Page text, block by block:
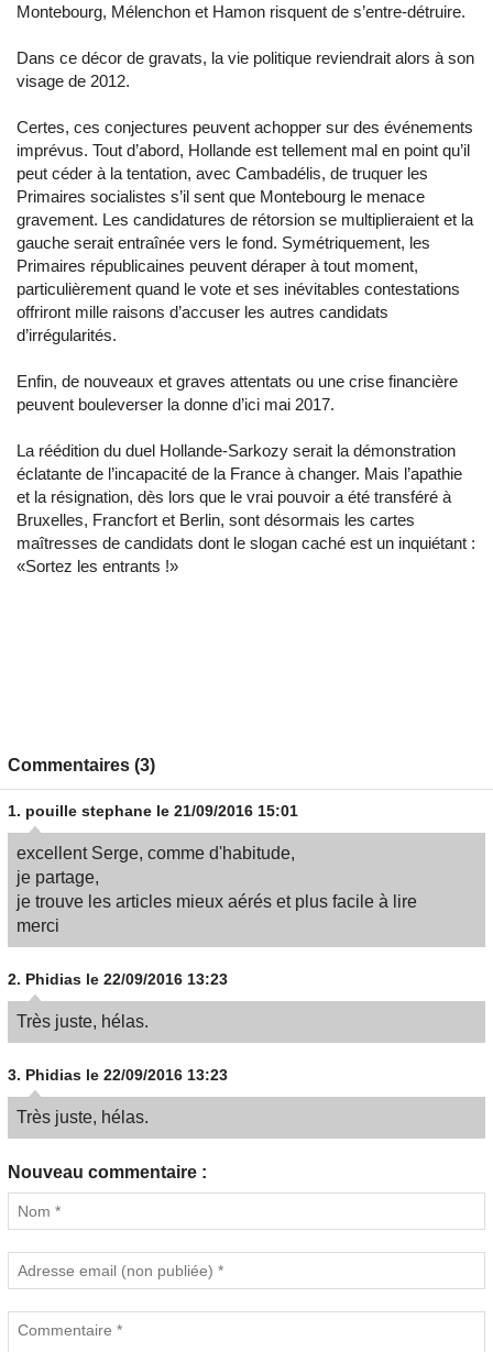
Montebourg, Mélenchon et Hamon risquent de s’entre-détruire.
Dans ce décor de gravats, la vie politique reviendrait alors à son
visage de 2012.
Certes, ces conjectures peuvent achopper sur des événements
imprévus. Tout d’abord, Hollande est tellement mal en point qu’il
peut céder à la tentation, avec Cambadélis, de truquer les
Primaires socialistes s’il sent que Montebourg le menace
gravement. Les candidatures de rétorsion se multiplieraient et la
gauche serait entraînée vers le fond. Symétriquement, les
Primaires républicaines peuvent déraper à tout moment,
particulièrement quand le vote et ses inévitables contestations
offriront mille raisons d’accuser les autres candidats
d’irrégularités.
Enfin, de nouveaux et graves attentats ou une crise financière
peuvent bouleverser la donne d’ici mai 2017.
La réédition du duel Hollande-Sarkozy serait la démonstration
éclatante de l’incapacité de la France à changer. Mais l’apathie
et la résignation, dès lors que le vrai pouvoir a été transféré à
Bruxelles, Francfort et Berlin, sont désormais les cartes
maîtresses de candidats dont le slogan caché est un inquiétant :
«Sortez les entrants !»
Commentaires (3)
1. pouille stephane le 21/09/2016 15:01
excellent Serge, comme d'habitude,
je partage,
je trouve les articles mieux aérés et plus facile à lire
merci
2. Phidias le 22/09/2016 13:23
Très juste, hélas.
3. Phidias le 22/09/2016 13:23
Très juste, hélas.
Nouveau commentaire :